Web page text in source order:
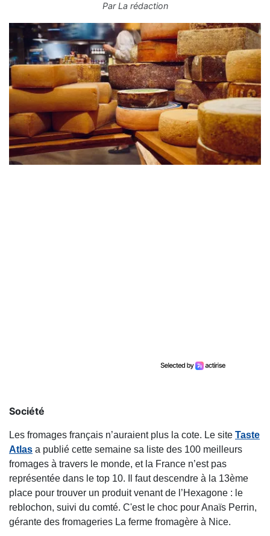
ParLa rédaction
Société
Les fromages français n’auraient plus la cote. Le site Taste
Atlas a publié cette semaine sa liste des 100 meilleurs
fromages à travers le monde, et la France n’est pas
représentée dans le top 10. Il faut descendre à la 13ème
place pour trouver un produit venant de l’Hexagone : le
reblochon, suivi du comté. C'est le choc pour Anaïs Perrin,
gérante des fromageries La ferme fromagère à Nice.